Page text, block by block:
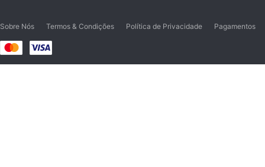
Sobre Nós Termos & Condições Política de Privacidade Pagamentos